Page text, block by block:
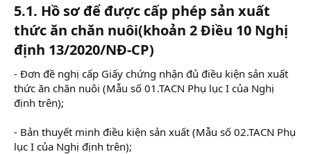
5.1. Hồ sơ để được cấp phép sản xuất
thức ăn chăn nuôi(khoản 2 Điều 10 Nghị
định 13/2020/NĐ-CP)
- Đơn đề nghị cấp Giấy chứng nhận đủ điều kiện sản xuất
thức ăn chăn nuôi (Mẫu số 01.TACN Phụ lục I của Nghị
định trên);
- Bản thuyết minh điều kiện sản xuất (Mẫu số 02.TACN Phụ
lục I của Nghị định trên);